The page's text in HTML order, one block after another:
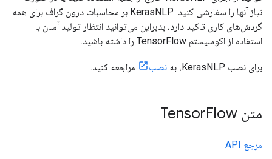
نیاز آنها را سفارشی کنید. KerasNLP بر محاسبات درون گراف برای همه
گردش‌های کاری تاکید دارد، بنابراین می‌توانید انتظار تولید آسان با
استفاده از اکوسیستم TensorFlow را داشته باشید.
برای نصب KerasNLP، به نصب مراجعه کنید.
متن Tensor Flow
مرجع API